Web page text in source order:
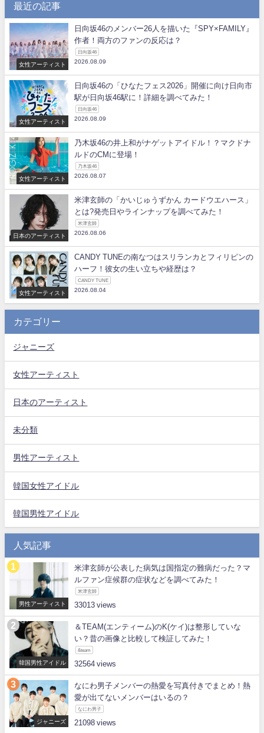
最近の記事
女性アーティスト
日向坂46のメンバー26人を描いた『SPY×FAMILY』
作者！両方のファンの反応は？
日向坂46
2026.08.09
女性アーティスト
日向坂46の「ひなたフェス2026」開催に向け日向市
駅が日向坂46駅に！詳細を調べてみた！
日向坂46
2026.08.09
女性アーティスト
乃木坂46の井上和がナゲットアイドル！？マクドナ
ルドのCMに登場！
乃木坂46
2026.08.07
日本のアーティスト
米津玄師の「かいじゅうずかん カードウエハース」
とは?発売日やラインナップを調べてみた！
米津玄師
2026.08.06
女性アーティスト
CANDY TUNEの南なつはスリランカとフィリピンの
ハーフ！彼女の生い立ちや経歴は？
CANDY TUNE
2026.08.04
カテゴリー
ジャニーズ
女性アーティスト
日本のアーティスト
未分類
男性アーティスト
韓国女性アイドル
韓国男性アイドル
人気記事
男性アーティスト
米津玄師が公表した病気は国指定の難病だった？マ
ルファン症候群の症状などを調べてみた！
米津玄師
33013
韓国男性アイドル
＆TEAM(エンティーム)のK(ケイ)は整形していな
い？昔の画像と比較して検証してみた！
&team
32564
ジャニーズ
なにわ男子メンバーの熱愛を写真付きでまとめ！熱
愛が出てないメンバーはいるの？
なにわ男子
21098